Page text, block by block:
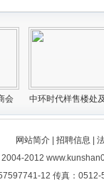
网站简介| 招聘信息
2012
12 传真：